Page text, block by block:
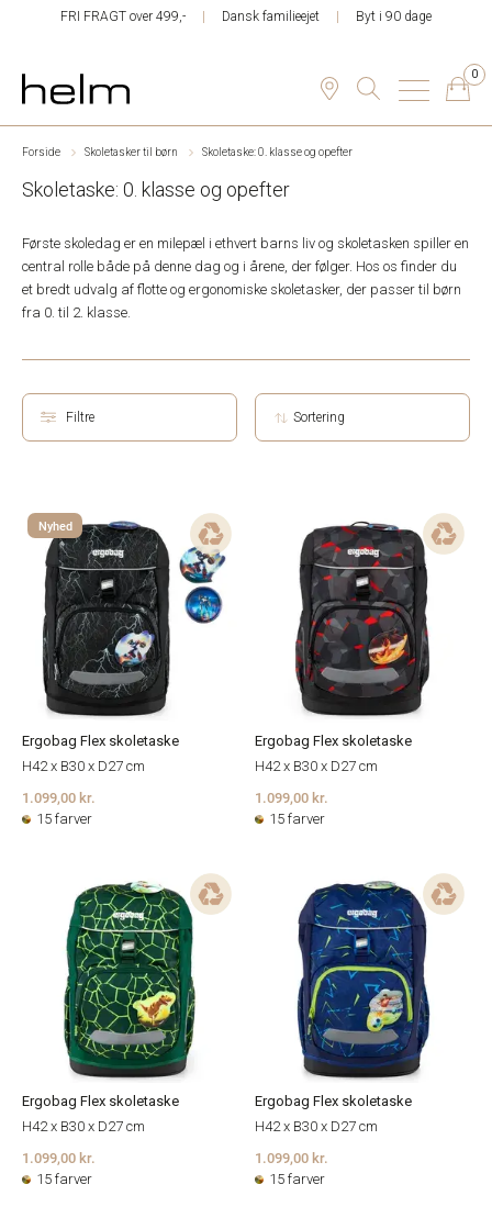
FRI FRAGT over 499,- Dansk familieejet Byt i 90 dage
0
Forside Skoletasker til børn Skoletaske: 0. klasse og opefter
Skoletaske: 0. klasse og opefter
Første skoledag er en milepæl i ethvert barns liv og skoletasken spiller en
central rolle både på denne dag og i årene, der følger. Hos os finder du
et bredt udvalg af flotte og ergonomiske skoletasker, der passer til børn
fra 0. til 2. klasse.
Filtre Sortering
Nyhed
Ergobag Flex skoletaske
H42 x B30 x D27 cm
1.099,00 kr.
15 farver
Ergobag Flex skoletaske
H42 x B30 x D27 cm
1.099,00 kr.
15 farver
Ergobag Flex skoletaske
H42 x B30 x D27 cm
1.099,00 kr.
15 farver
Ergobag Flex skoletaske
H42 x B30 x D27 cm
1.099,00 kr.
15 farver